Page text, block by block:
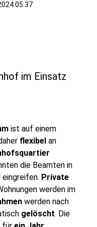
05:37
im Einsatz
ist auf einem
flexibel an
die Beamten in
Private
werden im
werden nach
gelöscht. Die